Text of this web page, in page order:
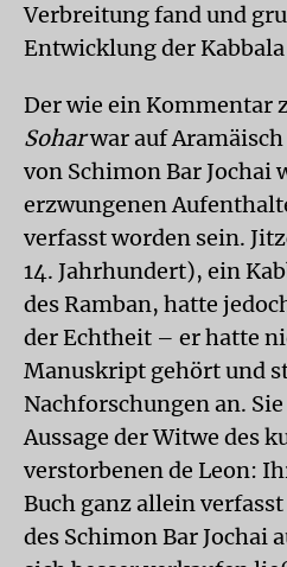
Verbreitung fand und
Entwicklung der
Der wie ein Kommentar
Soharwar auf
von Schimon Bar Jochai
erzwungenen
verfasst worden sein.
14. Jahrhundert), ein
des Ramban, hatte
der Echtheit – er hatte
Manuskript gehört und
Nachforschungen an.
Aussage der Witwe des
verstorbenen de Leon:
Buch ganz allein
des Schimon Bar Jochai